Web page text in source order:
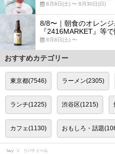
8月8日(土) 〜 8月30日(日)
8/8〜｜朝食のオレン
『2416MARKET』等
8月8日(土) 〜
おすすめカテゴリー
東京都(7546) ラーメン(2305)
ランチ(1225) 渋谷区(1215)
カフェ(1130) おもしろ・話題
favy リバティベル